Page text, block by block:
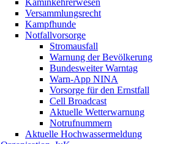
Kaminkehrerwesen
Versammlungsrecht
Kampfhunde
Notfallvorsorge
Stromausfall
Warnung der Bevölkerung
Bundesweiter Warntag
Warn-App NINA
Vorsorge für den Ernstfall
Cell Broadcast
Aktuelle Wetterwarnung
Notrufnummern
Aktuelle Hochwassermeldung